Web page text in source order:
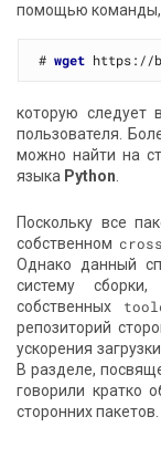
помощью команды,
# wget https://
которую следует
пользователя.
можно найти на
языка Python
Поскольку все
собственном cross
Однако данный
систему
собственных
репозиторий
ускорения
В разделе,
говорили кратко
сторонних пакетов.